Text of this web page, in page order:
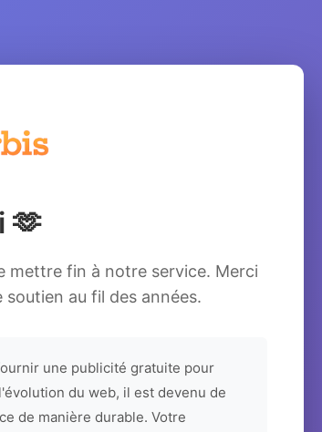
🫶
mettre fin à notre service. Merci
au fil des années.
une publicité gratuite pour
du web, il est devenu de
de manière durable. Votre